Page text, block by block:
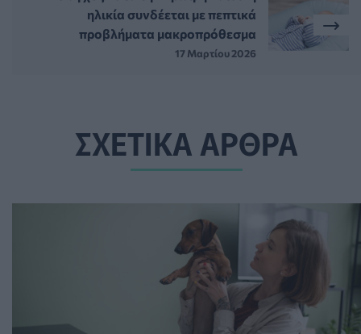
ηλικία συνδέεται με πεπτικά
προβλήματα μακροπρόθεσμα
17 Μαρτίου 2026
ΣΧΕΤΙΚΑ ΑΡΘΡΑ